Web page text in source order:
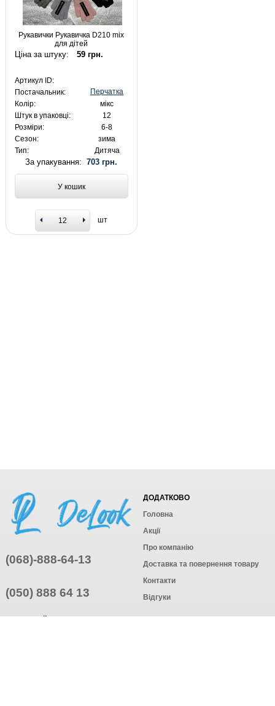
Рукавички Рукавичка D210 mix
для дітей
Ціна за штуку: 59 грн.
Артикул ID:
Постачальник:
Перчатка
Колір:
мікс
Штук в упаковці:
12
Розміри:
6-8
Сезон:
зима
Тип:
Дитяча
За упакування:703 грн.
У кошик
шт
(068)-888-64-13
(050) 888 64 13
ДОДАТКОВО
Головна
Акції
Про компанію
Доставка та повернення товару
Контакти
Відгуки